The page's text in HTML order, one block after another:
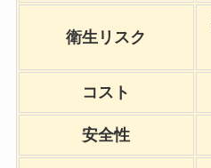
衛生リスク
コスト
安全性